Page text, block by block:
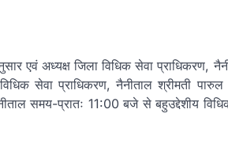
एवं अध्यक्ष जिला विधिक सेवा प्राधिकरण,
सेवा प्राधिकरण, नैनीताल श्रीमती पारुल
समय-प्रातः 11:00 बजे से बहुउद्देशीय